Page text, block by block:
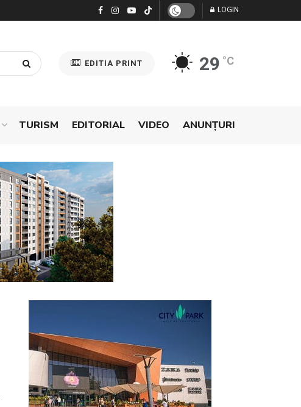
LOGIN
EDITIA PRINT 29 °C
TURISM EDITORIAL VIDEO ANUNŢURI